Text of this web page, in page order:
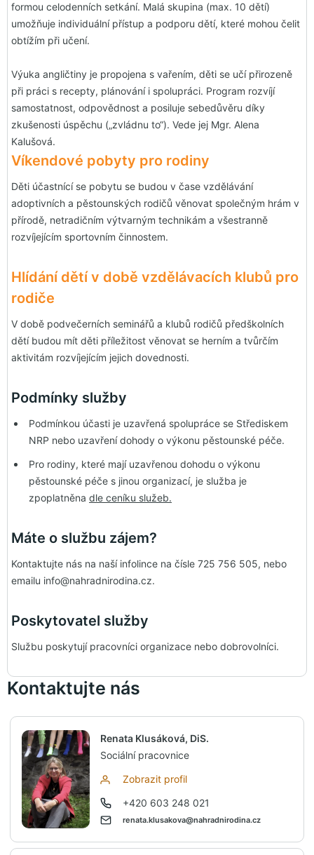
formou celodenních setkání. Malá skupina (max. 10 dětí)
umožňuje individuální přístup a podporu dětí, které mohou čelit
obtížím při učení.
Výuka angličtiny je propojena s vařením, děti se učí přirozeně
při práci s recepty, plánování i spolupráci. Program rozvíjí
samostatnost, odpovědnost a posiluje sebedůvěru díky
zkušenosti úspěchu („zvládnu to“). Vede jej Mgr. Alena
Kalušová.
Víkendové pobyty pro rodiny
Děti účastnící se pobytu se budou v čase vzdělávání
adoptivních a pěstounských rodičů věnovat společným hrám v
přírodě, netradičním výtvarným technikám a všestranně
rozvíjejícím sportovním činnostem.
Hlídání dětí v době vzdělávacích klubů pro
rodiče
V době podvečerních seminářů a klubů rodičů předškolních
dětí budou mít děti příležitost věnovat se herním a tvůrčím
aktivitám rozvíjejícím jejich dovednosti.
Podmínky služby
Podmínkou účasti je uzavřená spolupráce se Střediskem
NRP nebo uzavření dohody o výkonu pěstounské péče.
Pro rodiny, které mají uzavřenou dohodu o výkonu
pěstounské péče s jinou organizací, je služba je
zpoplatněna dle ceníku služeb.
Máte o službu zájem?
Kontaktujte nás na naší infolince na čísle 725 756 505, nebo
emailu info@nahradnirodina.cz.
Poskytovatel služby
Službu poskytují pracovníci organizace nebo dobrovolníci.
Kontaktujte nás
Renata Klusáková, DiS.
Sociální pracovnice
Zobrazit profil
+420 603 248 021
renata.klusakova@nahradnirodina.cz